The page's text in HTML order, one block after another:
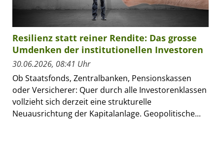
Resilienz statt reiner Rendite: Das grosse
Umdenken der institutionellen Investoren
30.06.2026, 08:41 Uhr
Ob Staatsfonds, Zentralbanken, Pensionskassen
oder Versicherer: Quer durch alle Investorenklassen
vollzieht sich derzeit eine strukturelle
Neuausrichtung der Kapitalanlage. Geopolitische...